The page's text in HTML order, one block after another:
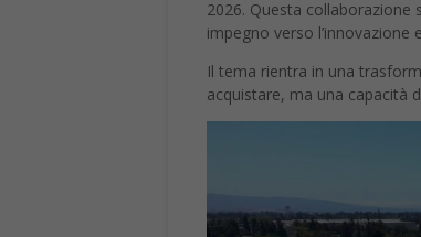
Il tema rientra in una
acquistare, ma una capacità